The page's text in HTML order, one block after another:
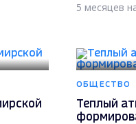
5 месяцев
ОБЩЕСТВО
Теплый